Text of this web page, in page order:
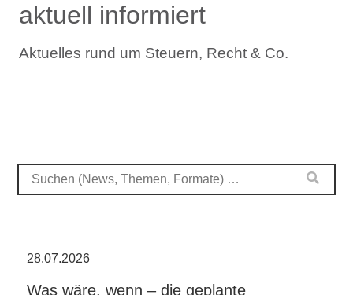
aktuell informiert
Aktuelles rund um Steuern, Recht & Co.
28.07.2026
Was wäre, wenn – die geplante